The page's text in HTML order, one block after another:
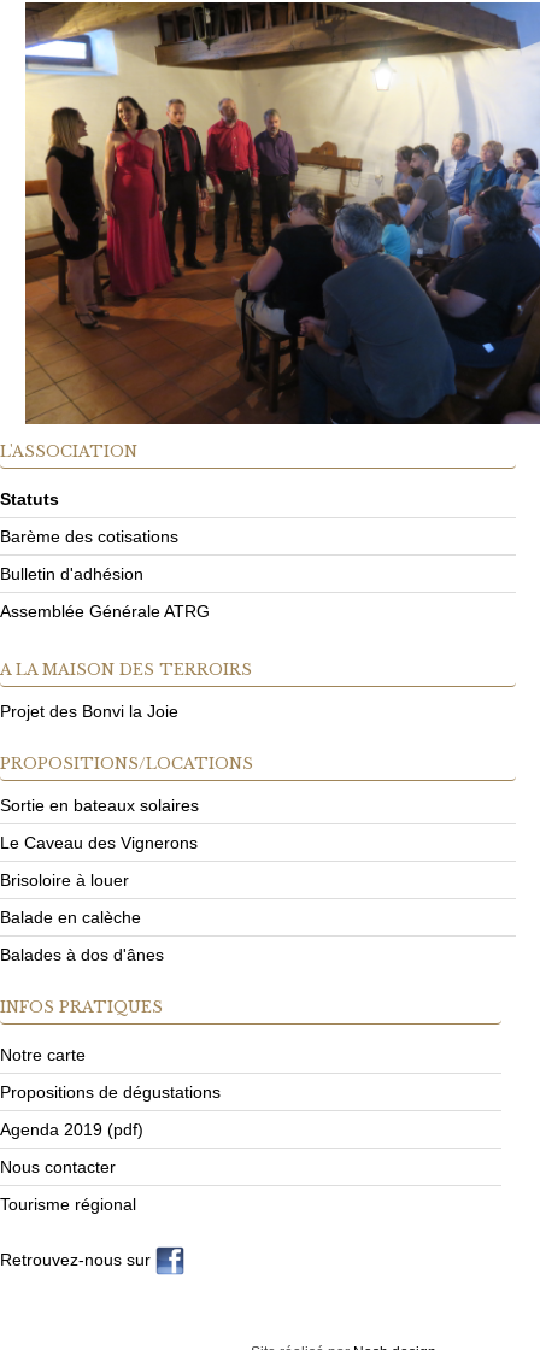
L'ASSOCIATION
Statuts
Barème des cotisations
Bulletin d'adhésion
Assemblée Générale ATRG
ALA MAISON DES TERROIRS
Projet des Bonvi la Joie
PROPOSITIONS/LOCATIONS
Sortie en bateaux solaires
Le Caveau des Vignerons
Brisoloire à louer
Balade en calèche
Balades à dos d'ânes
INFOS PRATIQUES
Notre carte
Propositions de dégustations
Agenda 2019 (pdf)
Nous contacter
Tourisme régional
Retrouvez-nous sur